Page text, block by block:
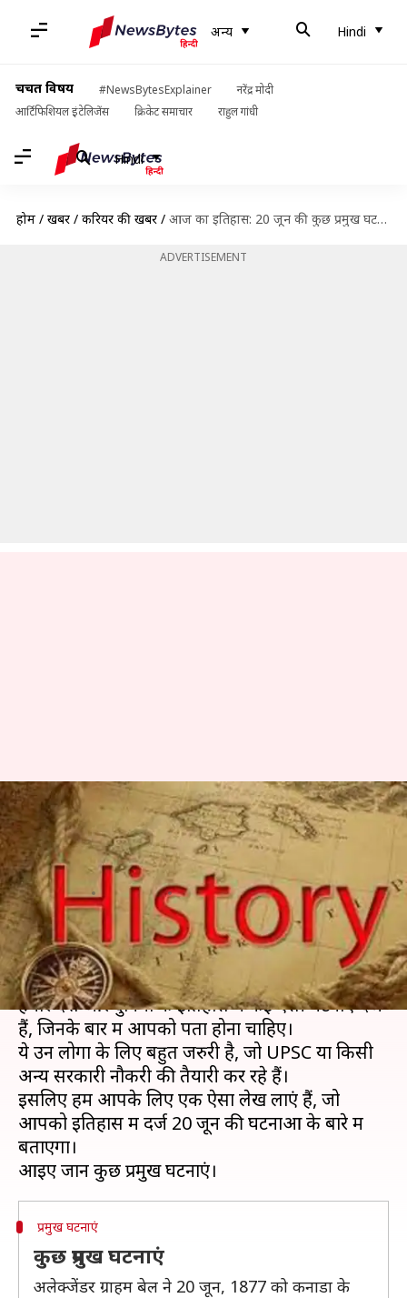
अन्य Hindi
चर्चित विषय #NewsBytesExplainer
नरेंद्र मोदी
आर्टिफिशियल इंटेलिजेंस
क्रिकेट समाचार राहुल गांधी
Hindi
होम / खबरें / करियर की खबरें / आज का इतिहास: 20 जून की कुछ प्रमुख घटनाओं जानें, बढ़ाएं अपनी जनरल नॉलेज
ADVERTISEMENT
आज का इतिहास: 20 जून की कुछ
प्रमुख घटनाओं जानें, बढ़ाएं अपनी
जनरल नॉलेज
लेखन मोना दीक्षित Jun 20, 2019 09:04 am
क्या है खबर?
इतिहास के बारे में आप जितना जानें, उतना कम है।
हमारे देश और दुनिया के इतिहास में कई ऐसी घटनाएं दर्ज
हैं, जिनके बारें में आपको पता होना चाहिए।
ये उन लोगों के लिए बहुत जरुरी है, जो UPSC या किसी
अन्य सरकारी नौकरी की तैयारी कर रहे हैं।
इसलिए हम आपके लिए एक ऐसा लेख लाएं हैं, जो
आपको इतिहास में दर्ज 20 जून की घटनाओं के बारे में
बताएगा।
प्रमुख घटनाएं
कुछ प्रमुख घटनाएं
अलेक्जेंडर ग्राहम बेल ने 20 जून, 1877 को कनाडा के